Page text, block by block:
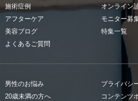
施術症例
アフターケア
美容ブログ
よくあるご質問
オンライン
モニター募
特集一覧
男性のお悩み
20歳未満の方へ
プライバシ
コンテンツ